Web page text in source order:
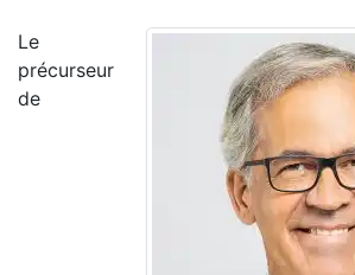
Le
précurseur
de